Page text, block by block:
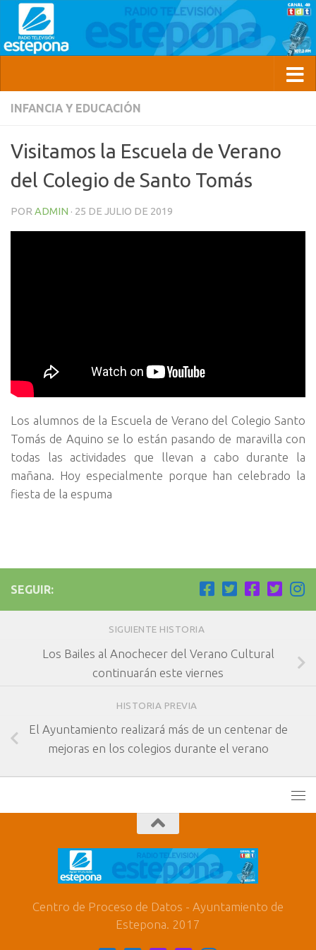
INFANCIA Y EDUCACIÓN
Visitamos la Escuela de Verano
del Colegio de Santo Tomás
POR ADMIN · 25 DE JULIO DE 2019
Los alumnos de la Escuela de Verano del Colegio Santo
Tomás de Aquino se lo están pasando de maravilla con
todas las actividades que llevan a cabo durante la
mañana. Hoy especialmente porque han celebrado la
fiesta de la espuma
SEGUIR:
SIGUIENTE HISTORIA
Los Bailes al Anochecer del Verano Cultural
continuarán este viernes
HISTORIA PREVIA
El Ayuntamiento realizará más de un centenar de
mejoras en los colegios durante el verano
Centro de Proceso de Datos - Ayuntamiento de
Estepona. 2017